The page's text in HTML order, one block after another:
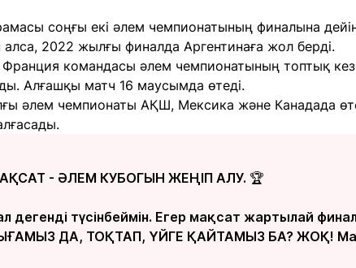
соңғы екі әлем чемпионатының финалына
2022 жылғы финалда Аргентинаға жол берді.
командасы әлем чемпионатының топтық
Алғашқы матч 16 маусымда өтеді.
әлем чемпионаты АҚШ, Мексика және Канадада
- ӘЛЕМ КУБОГЫН ЖЕҢІП АЛУ. 🏆
дегенді түсінбеймін. Егер мақсат жартылай
ДА, ТОҚТАП, ҮЙГЕ ҚАЙТАМЫЗ БА? ЖОҚ!